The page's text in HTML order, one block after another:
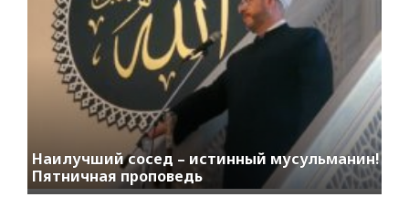
Наилучший сосед – истинный мусульманин!
Пятничная проповедь